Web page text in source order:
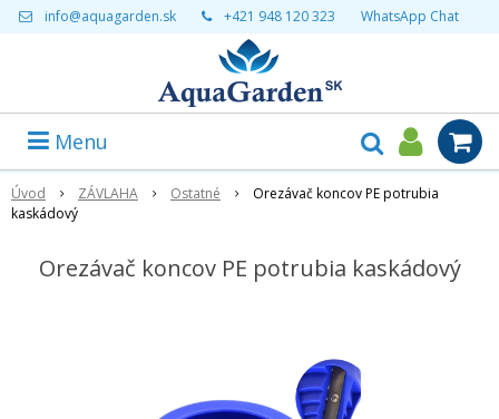
info@aquagarden.sk +421 948 120 323 WhatsApp Chat
Menu
Úvod ZÁVLAHA Ostatné
Orezávač koncov PE potrubia
kaskádový
Orezávač koncov PE potrubia kaskádový